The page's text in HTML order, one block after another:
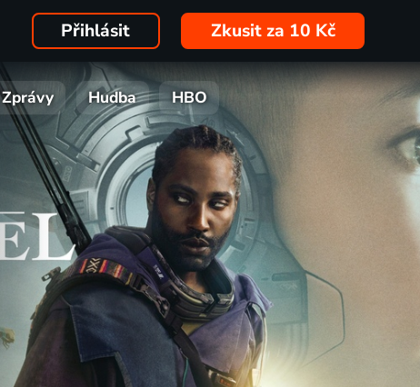
Přihlásit Zkusit za 10 Kč
Zprávy Hudba HBO